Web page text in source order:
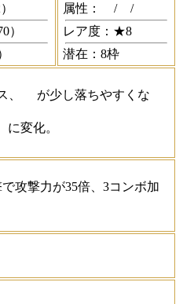
）
属性： /
/
レア度：★8
潜在：8枠
、
が少し落ちやすくな
に変化。
攻撃力が35倍、3コンボ加